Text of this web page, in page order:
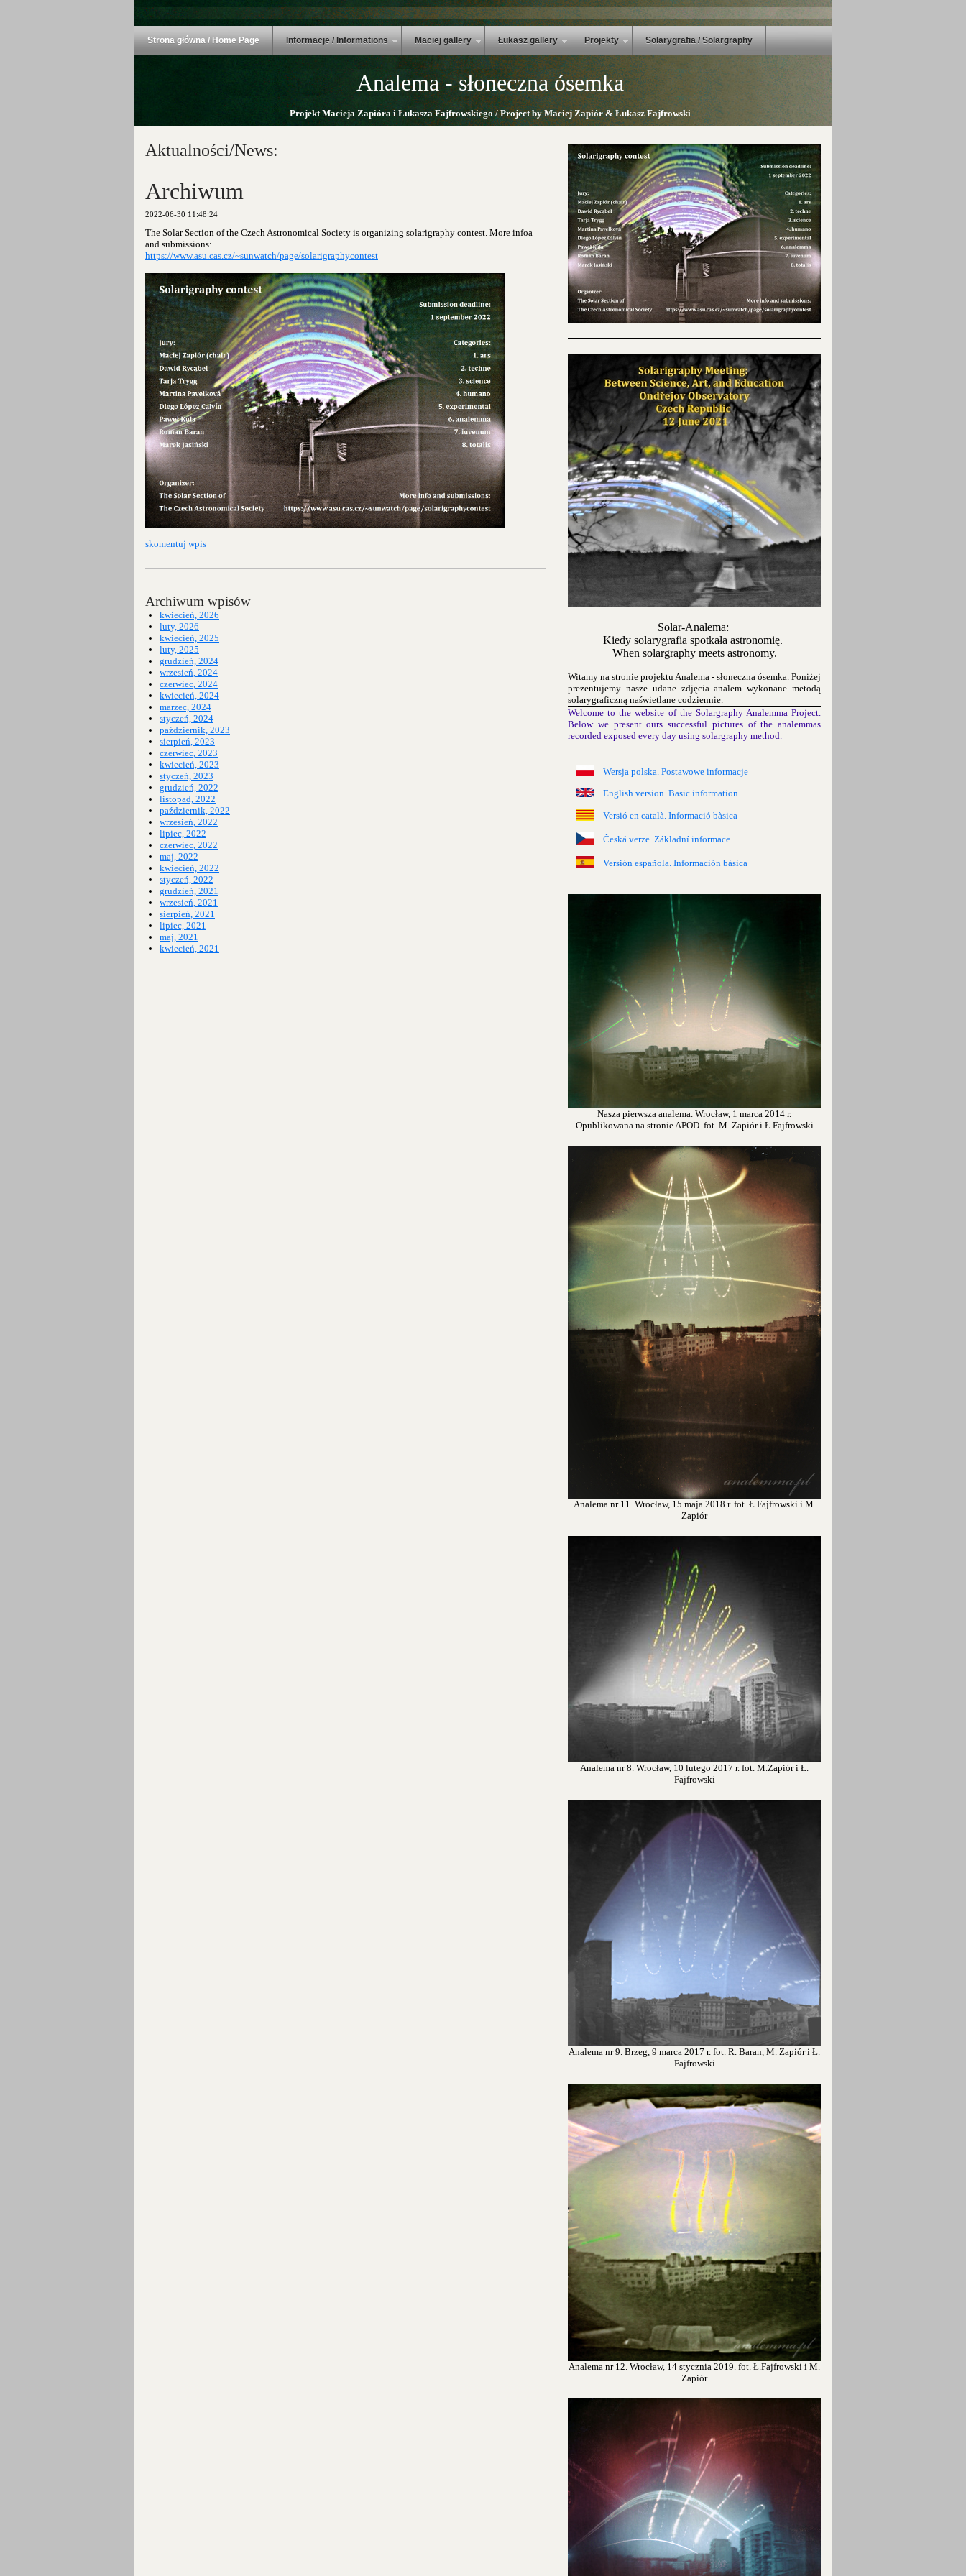
Strona główna / Home Page Informacje / Informations Maciej gallery Łukasz gallery Projekty Solarygrafia / Solargraphy
Analema - słoneczna ósemka
Projekt Macieja Zapióra i Łukasza Fajfrowskiego / Project by Maciej Zapiór & Łukasz Fajfrowski
Aktualności/News:
Archiwum
2022-06-30 11:48:24
The Solar Section of the Czech Astronomical Society is organizing solarigraphy contest. More infoa
and submissions:
https://www.asu.cas.cz/~sunwatch/page/solarigraphycontest
skomentuj wpis
Archiwum wpisów
kwiecień, 2026
luty, 2026
kwiecień, 2025
luty, 2025
grudzień, 2024
wrzesień, 2024
czerwiec, 2024
kwiecień, 2024
marzec, 2024
styczeń, 2024
październik, 2023
sierpień, 2023
czerwiec, 2023
kwiecień, 2023
styczeń, 2023
grudzień, 2022
listopad, 2022
październik, 2022
wrzesień, 2022
lipiec, 2022
czerwiec, 2022
maj, 2022
kwiecień, 2022
styczeń, 2022
grudzień, 2021
wrzesień, 2021
sierpień, 2021
lipiec, 2021
maj, 2021
kwiecień, 2021
Solar-Analema:
Kiedy solarygrafia spotkała astronomię.
When solargraphy meets astronomy.
Witamy na stronie projektu Analema - słoneczna ósemka. Poniżej
prezentujemy nasze udane zdjęcia analem wykonane metodą
solarygraficzną naświetlane codziennie.
Welcome to the website of the Solargraphy Analemma Project.
Below we present ours successful pictures of the analemmas
recorded exposed every day using solargraphy method.
Wersja polska. Postawowe informacje
English version. Basic information
Versió en català. Informació bàsica
Česká verze. Základní informace
Versión española. Información básica
Nasza pierwsza analema. Wrocław, 1 marca 2014 r.
Opublikowana na stronie APOD. fot. M. Zapiór i Ł.Fajfrowski
Analema nr 11. Wrocław, 15 maja 2018 r. fot. Ł.Fajfrowski i M.
Zapiór
Analema nr 8. Wrocław, 10 lutego 2017 r. fot. M.Zapiór i Ł.
Fajfrowski
Analema nr 9. Brzeg, 9 marca 2017 r. fot. R. Baran, M. Zapiór i Ł.
Fajfrowski
Analema nr 12. Wrocław, 14 stycznia 2019. fot. Ł.Fajfrowski i M.
Zapiór